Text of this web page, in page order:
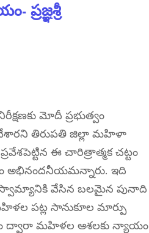
మోదీ ప్రభుత్వం
తిరుపతి జిల్లా మహిళా
ఈ చారిత్రాత్మక చట్టం
అభినందనీయమన్నారు. ఇది
వేసిన బలమైన పునాది
పట్ల సానుకూల మార్పు
ద్వారా మహిళల ఆశలకు న్యాయం